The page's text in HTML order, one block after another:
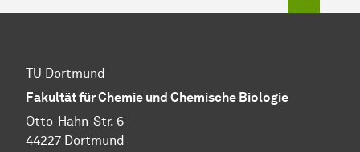
TU Dortmund
Fakultät für Chemie und Chemische Biologie
Otto-Hahn-Str. 6
44227 Dortmund